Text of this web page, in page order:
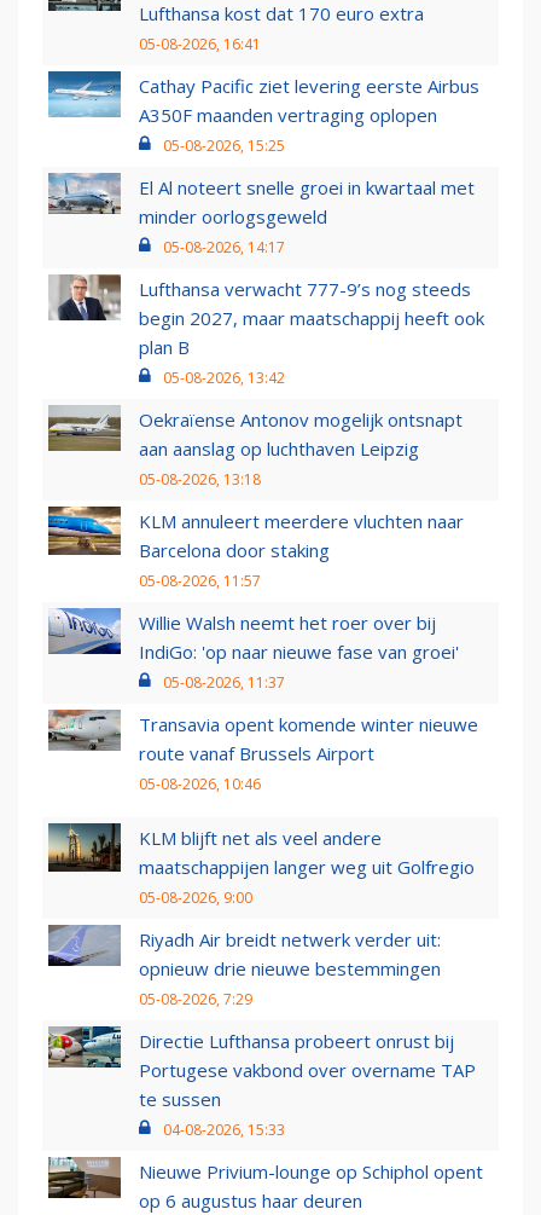
Lufthansa kost dat 170 euro extra
05-08-2026, 16:41
Cathay Pacific ziet levering eerste Airbus
A350F maanden vertraging oplopen
05-08-2026, 15:25
El Al noteert snelle groei in kwartaal met
minder oorlogsgeweld
05-08-2026, 14:17
Lufthansa verwacht 777-9’s nog steeds
begin 2027, maar maatschappij heeft ook
plan B
05-08-2026, 13:42
Oekraïense Antonov mogelijk ontsnapt
aan aanslag op luchthaven Leipzig
05-08-2026, 13:18
KLM annuleert meerdere vluchten naar
Barcelona door staking
05-08-2026, 11:57
Willie Walsh neemt het roer over bij
IndiGo: 'op naar nieuwe fase van groei'
05-08-2026, 11:37
Transavia opent komende winter nieuwe
route vanaf Brussels Airport
05-08-2026, 10:46
KLM blijft net als veel andere
maatschappijen langer weg uit Golfregio
05-08-2026, 9:00
Riyadh Air breidt netwerk verder uit:
opnieuw drie nieuwe bestemmingen
05-08-2026, 7:29
Directie Lufthansa probeert onrust bij
Portugese vakbond over overname TAP
te sussen
04-08-2026, 15:33
Nieuwe Privium-lounge op Schiphol opent
op 6 augustus haar deuren